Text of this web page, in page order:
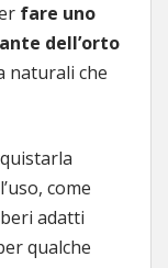
fare uno
dell’orto
naturali che
come
adatti
qualche